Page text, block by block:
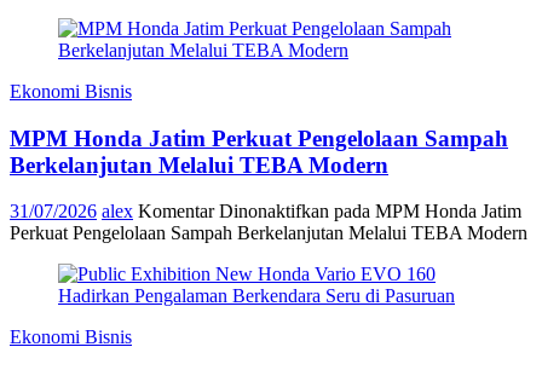
Ekonomi Bisnis
MPM Honda Jatim Perkuat Pengelolaan Sampah
Berkelanjutan Melalui TEBA Modern
31/07/2026 alex Komentar Dinonaktifkan pada MPM Honda Jatim
Perkuat Pengelolaan Sampah Berkelanjutan Melalui TEBA Modern
Ekonomi Bisnis